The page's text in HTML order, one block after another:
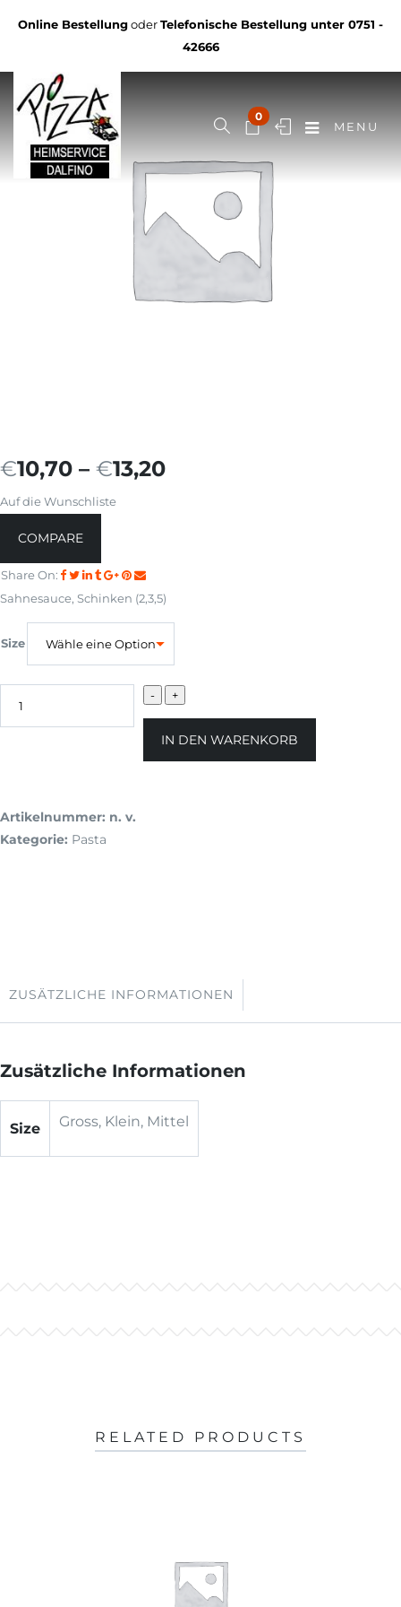
Online BestellungoderTelefonische Bestellung unter 0751 -
42666
0
MENU
€10,70 – €13,20
Auf die Wunschliste
COMPARE
Share On:
Sahnesauce, Schinken (2,3,5)
Size
IN DEN WARENKORB
Artikelnummer: n. v.
Kategorie: Pasta
ZUSÄTZLICHE INFORMATIONEN
Zusätzliche Informationen
Size Gross, Klein, Mittel
RELATED PRODUCTS